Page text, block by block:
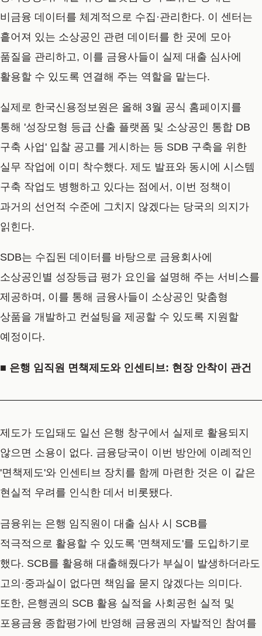
비금융 데이터를 체계적으로 수집·관리한다. 이 센터는
흩어져 있는 소상공인 관련 데이터를 한 곳에 모아
품질을 관리하고, 이를 금융사들이 실제 대출 심사에
활용할 수 있도록 연결해 주는 역할을 맡는다.
실제로 한국신용정보원은 올해 3월 공식 홈페이지를
통해 '성장모형 등급 산출 플랫폼 및 소상공인 통합 DB
구축 사업' 입찰 공고를 게시하는 등 SDB 구축을 위한
실무 작업에 이미 착수했다. 제도 발표와 동시에 시스템
구축 작업도 병행하고 있다는 점에서, 이번 정책이
과거의 선언적 수준에 그치지 않겠다는 당국의 의지가
읽힌다.
SDB는 수집된 데이터를 바탕으로 금융회사에
소상공인별 성장등급 평가 요인을 설명해 주는 서비스를
제공하며, 이를 통해 금융사들이 소상공인 맞춤형
상품을 개발하고 컨설팅을 제공할 수 있도록 지원할
예정이다.
■ 은행 임직원 면책제도와 인센티브: 현장 안착이 관건
제도가 도입돼도 일선 은행 창구에서 실제로 활용되지
않으면 소용이 없다. 금융당국이 이번 방안에 이례적인
'면책제도'와 인센티브 장치를 함께 마련한 것은 이 같은
현실적 우려를 인식한 데서 비롯됐다.
금융위는 은행 임직원이 대출 심사 시 SCB를
적극적으로 활용할 수 있도록 '면책제도'를 도입하기로
했다. SCB를 활용해 대출해줬다가 부실이 발생하더라도
고의·중과실이 없다면 책임을 묻지 않겠다는 의미다.
또한, 은행권의 SCB 활용 실적을 사회공헌 실적 및
포용금융 종합평가에 반영해 금융권의 자발적인 참여를